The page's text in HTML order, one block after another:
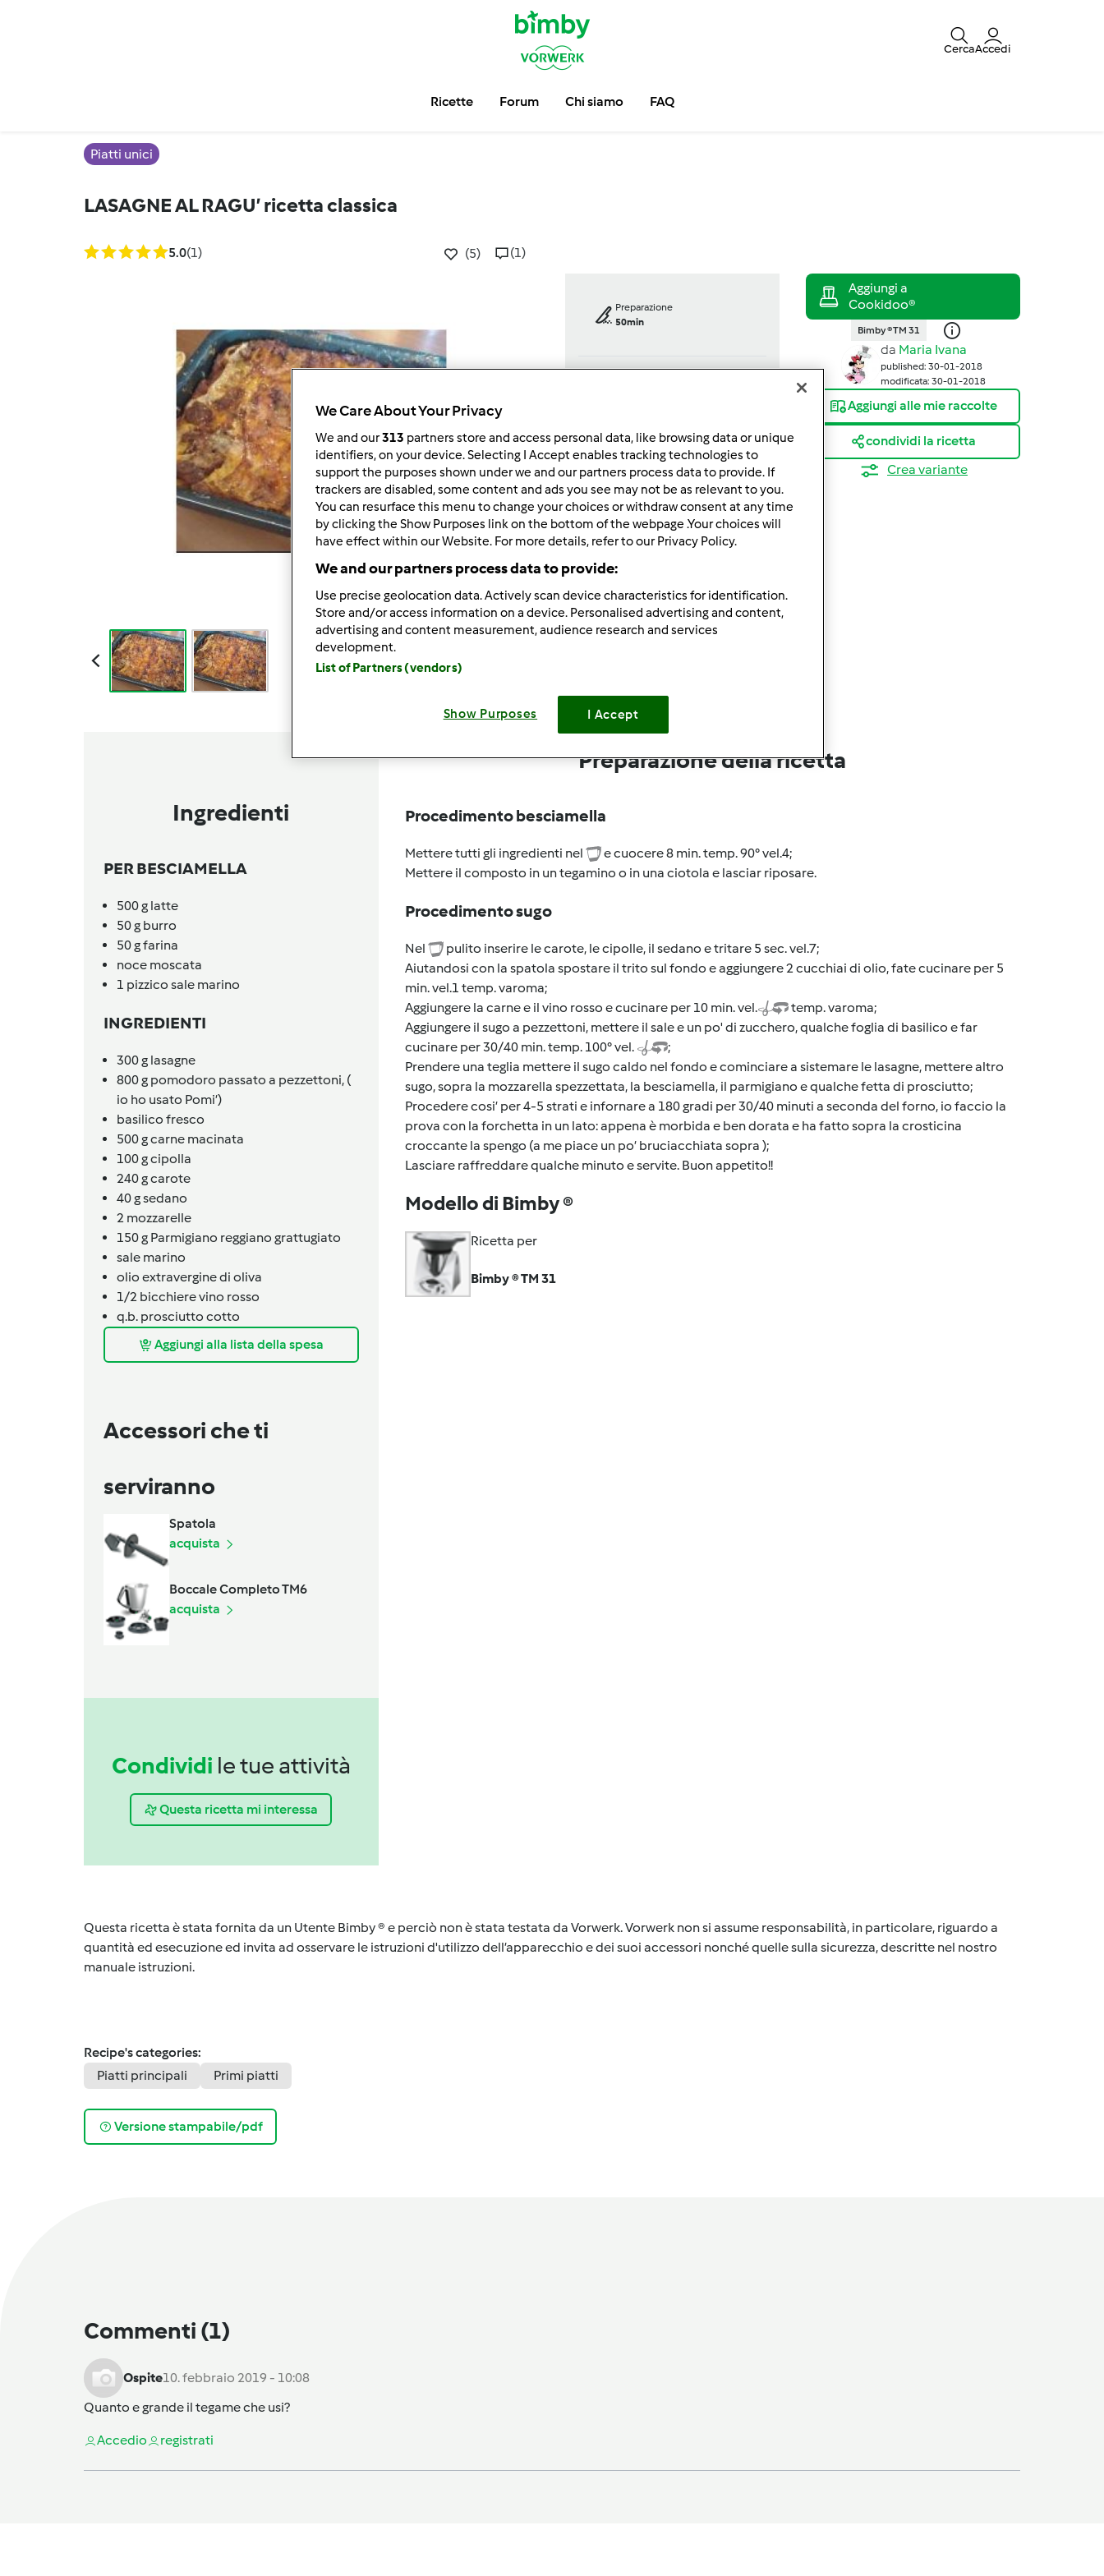
CercaAccedi
Ricette Forum Chi siamo FAQ
Piatti unici
LASAGNE AL RAGU’ ricetta classica
5.0(1) (5) (1)
Preparazione
50min
porzione/porzioni
6persona/persone
facile
Bimby ® TM 31
da Maria Ivana
published: 30-01-2018
modificata: 30-01-2018
Aggiungi alle mie raccolte
condividi la ricetta
Crea variante
Ingredienti
PER BESCIAMELLA
500g latte
50g burro
50gfarina
noce moscata
1 pizzico sale marino
INGREDIENTI
300g lasagne
800g pomodoro passato a pezzettoni, (
io ho usato Pomi’)
basilico fresco
500gcarne macinata
100gcipolla
240gcarote
40gsedano
2 mozzarelle
150g Parmigiano reggiano grattugiato
sale marino
olio extravergine di oliva
1/2 bicchierevino rosso
q.b. prosciutto cotto
Aggiungi alla lista della spesa
Accessori che ti
serviranno
Spatola
acquista
Boccale Completo TM6
acquista
Condividi le tue attività
Questa ricetta mi interessa
Preparazione della ricetta
Procedimento besciamella
Mettere tutti gli ingredienti nel
e cuocere 8 min. temp. 90° vel.4;
Mettere il composto in un tegamino o in una ciotola e lasciar riposare.
Procedimento sugo
Nel
pulito inserire le carote, le cipolle, il sedano e tritare 5 sec. vel.7;
Aiutandosi con la spatola spostare il trito sul fondo e aggiungere 2 cucchiai di olio, fate cucinare per 5
min. vel.1 temp. varoma;
Aggiungere la carne e il vino rosso e cucinare per 10 min. vel.
temp. varoma;
Aggiungere il sugo a pezzettoni, mettere il sale e un po' di zucchero, qualche foglia di basilico e far
cucinare per 30/40 min. temp. 100° vel.
;
Prendere una teglia mettere il sugo caldo nel fondo e cominciare a sistemare le lasagne, mettere altro
sugo, sopra la mozzarella spezzettata, la besciamella, il parmigiano e qualche fetta di prosciutto;
Procedere cosi’ per 4-5 strati e infornare a 180 gradi per 30/40 minuti a seconda del forno, io faccio la
prova con la forchetta in un lato: appena è morbida e ben dorata e ha fatto sopra la crosticina
croccante la spengo (a me piace un po’ bruciacchiata sopra );
Lasciare raffreddare qualche minuto e servite. Buon appetito!!
Modello di Bimby ®
Ricetta per
Bimby ® TM 31
Questa ricetta è stata fornita da un Utente Bimby ® e perciò non è stata testata da Vorwerk. Vorwerk non si assume responsabilità, in particolare, riguardo a
quantità ed esecuzione ed invita ad osservare le istruzioni d'utilizzo dell’apparecchio e dei suoi accessori nonché quelle sulla sicurezza, descritte nel nostro
manuale istruzioni.
Recipe's categories:
Piatti principali
Primi piatti
Versione stampabile/pdf
Commenti (1)
Ospite10. febbraio 2019 - 10:08
Quanto e grande il tegame che usi?
Accedio registrati
We Care About Your Privacy
We and our313 partners store and access personal data, like browsing data or unique
identifiers, on your device. Selecting I Accept enables tracking technologies to
support the purposes shown under we and our partners process data to provide. If
trackers are disabled, some content and ads you see may not be as relevant to you.
You can resurface this menu to change your choices or withdraw consent at any time
by clicking the Show Purposes link on the bottom of the webpage .Your choices will
have effect within our Website. For more details, refer to our Privacy Policy.
We and our partners process data to provide:
Use precise geolocation data. Actively scan device characteristics for identification.
Store and/or access information on a device. Personalised advertising and content,
advertising and content measurement, audience research and services
development.
List of Partners (vendors)
Show Purposes I Accept